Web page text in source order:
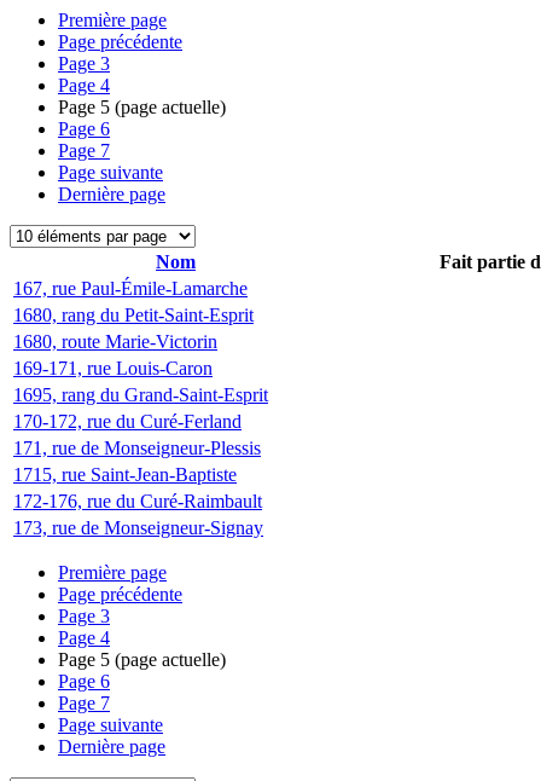
Première page
Page précédente
Page 3
Page 4
Page 5 (page actuelle)
Page 6
Page 7
Page suivante
Dernière page
Nom
Fait partie
167, rue Paul-Émile-Lamarche
1680, rang du Petit-Saint-Esprit
1680, route Marie-Victorin
169-171, rue Louis-Caron
1695, rang du Grand-Saint-Esprit
170-172, rue du Curé-Ferland
171, rue de Monseigneur-Plessis
1715, rue Saint-Jean-Baptiste
172-176, rue du Curé-Raimbault
173, rue de Monseigneur-Signay
Première page
Page précédente
Page 3
Page 4
Page 5 (page actuelle)
Page 6
Page 7
Page suivante
Dernière page